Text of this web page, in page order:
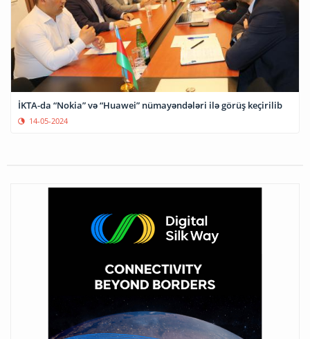
İKTA-da “Nokia” və “Huawei” nümayəndələri ilə görüş keçirilib
14-05-2024